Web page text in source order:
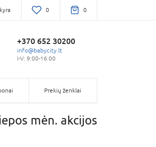
0 0
+370 652 30200
info@babycity.lt
I-V: 9:00-16:00
Prekių ženklai
mėn. akcijos